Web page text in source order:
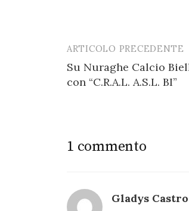
Post
navigation
ARTICOLO PRECEDENTE
Su Nuraghe Calcio
con “C.R.A.L. A.S.L. BI”
1 commento
Gladys Castro